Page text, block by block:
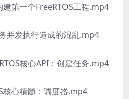
第一个FreeRTOS工程.mp4
并发执行造成的混乱.mp4
核心API：创建任务.mp4
核心精髓：调度器.mp4